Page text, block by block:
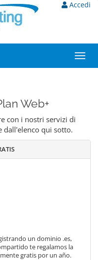
Accedi
Web+
con i nostri servizi di
dall'elenco qui sotto.
un dominio .es,
te regalamos la
gratis por un año.